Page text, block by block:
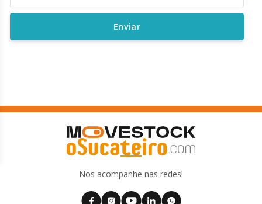
Enviar
Nos acompanhe nas redes!